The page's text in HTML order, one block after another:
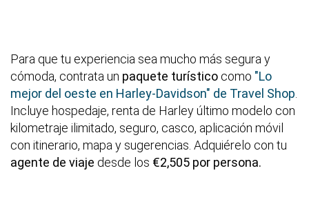
Para que tu experiencia sea mucho más segura y
cómoda, contrata un paquete turístico como "Lo
mejor del oeste en Harley-Davidson" de Travel Shop
Incluye hospedaje, renta de Harley último modelo con
kilometraje ilimitado, seguro, casco, aplicación móvil
con itinerario, mapa y sugerencias. Adquiérelo con tu
agente de viaje desde los €2,505 por persona.